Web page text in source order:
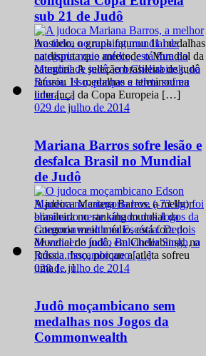
sub 21 de Judô
Ao todo, o grupo faturou 11 medalhas
na disputa que antecede o Mundial da
categoria A seleção brasileira de judô
faturou 11 medalhas e terminou na
liderança da Copa Europeia […]
029 de julho de 2014
Mariana Barros sofre lesão e
desfalca Brasil no Mundial
de Judô
A judoca Mariana Barros, a melhor
brasileira no ranking mundial da
categoria meio médio, está fora do
Mundial de judô, em Cheliabinsk, na
Rússia. Isso, porque a atleta sofreu
uma […]
028 de julho de 2014
Judô moçambicano sem
medalhas nos Jogos da
Commonwealth